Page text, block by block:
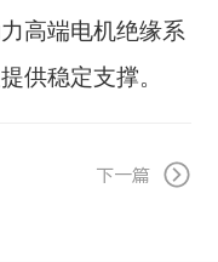
高端电机绝缘系
供稳定支撑。
下一篇